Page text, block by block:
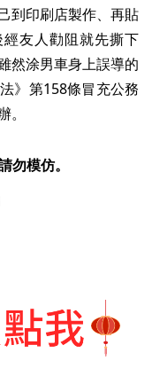
到印刷店製作、再貼
友人勸阻就先撕下
然涂男車身上誤導的
》第158條冒充公務
模仿。